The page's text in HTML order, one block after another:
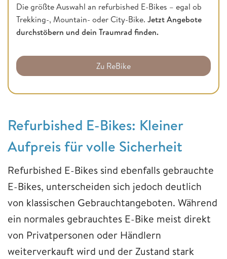
Die größte Auswahl an refurbished E-Bikes – egal ob
Trekking-, Mountain- oder City-Bike. Jetzt Angebote
durchstöbern und dein Traumrad finden.
Zu ReBike
Refurbished E-Bikes: Kleiner
Aufpreis für volle Sicherheit
Refurbished E-Bikes sind ebenfalls gebrauchte
E-Bikes, unterscheiden sich jedoch deutlich
von klassischen Gebrauchtangeboten. Während
ein normales gebrauchtes E-Bike meist direkt
von Privatpersonen oder Händlern
weiterverkauft wird und der Zustand stark